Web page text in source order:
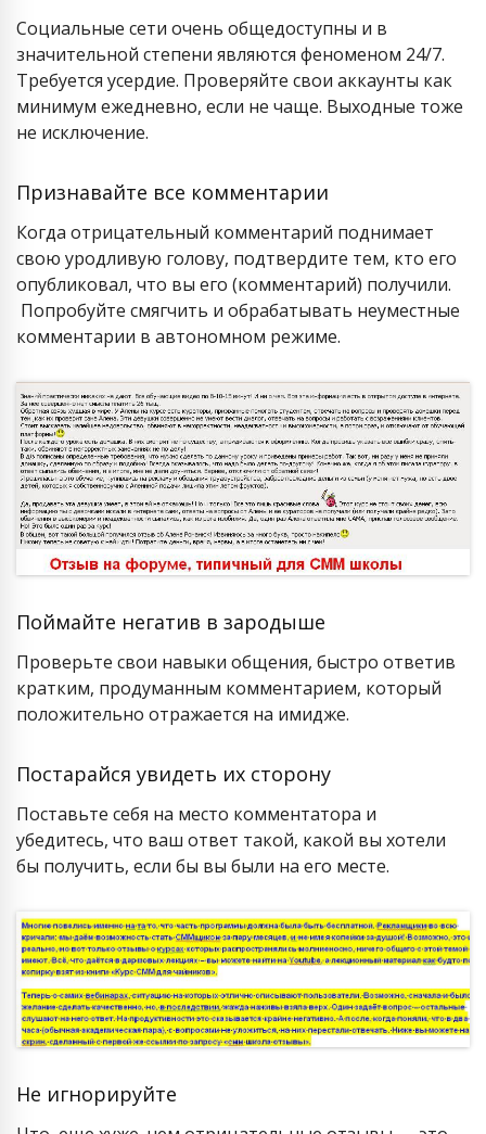
Социальные сети очень общедоступны и в
значительной степени являются феноменом 24/7.
Требуется усердие. Проверяйте свои аккаунты как
минимум ежедневно, если не чаще. Выходные тоже
не исключение.
Признавайте все комментарии
Когда отрицательный комментарий поднимает
свою уродливую голову, подтвердите тем, кто его
опубликовал, что вы его (комментарий) получили.
Попробуйте смягчить и обрабатывать неуместные
комментарии в автономном режиме.
Поймайте негатив в зародыше
Проверьте свои навыки общения, быстро ответив
кратким, продуманным комментарием, который
положительно отражается на имидже.
Постарайся увидеть их сторону
Поставьте себя на место комментатора и
убедитесь, что ваш ответ такой, какой вы хотели
бы получить, если бы вы были на его месте.
Не игнорируйте